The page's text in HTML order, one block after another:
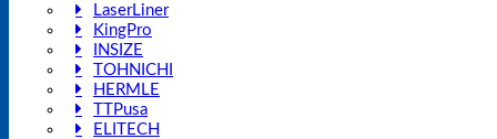
LaserLiner
KingPro
INSIZE
TOHNICHI
HERMLE
TTPusa
ELITECH